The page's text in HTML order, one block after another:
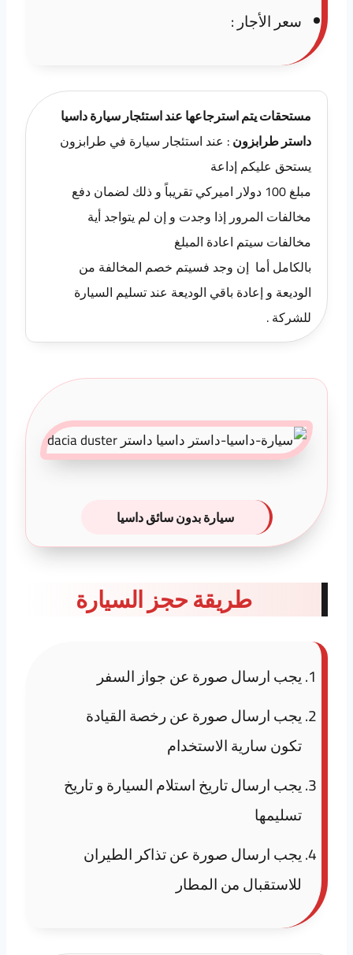
سعر الأجار :
مستحقات يتم استرجاعها عند استئجار سيارة داسيا
داستر طرابزون: عند استئجار سيارة في طرابزون
يستحق عليكم إداعة
مبلغ 100 دولار اميركي تقريباً و ذلك لضمان دفع
مخالفات المرور إذا وجدت و إن لم يتواجد أية
مخالفات سيتم اعادة المبلغ
بالكامل أما إن وجد فسيتم خصم المخالفة من
الوديعة و إعادة باقي الوديعة عند تسليم السيارة
للشركة .
سيارة بدون سائق داسيا
طريقة حجز السيارة
يجب ارسال صورة عن جواز السفر
يجب ارسال صورة عن رخصة القيادة
تكون سارية الاستخدام
يجب ارسال تاريخ استلام السيارة و تاريخ
تسليمها
يجب ارسال صورة عن تذاكر الطيران
للاستقبال من المطار